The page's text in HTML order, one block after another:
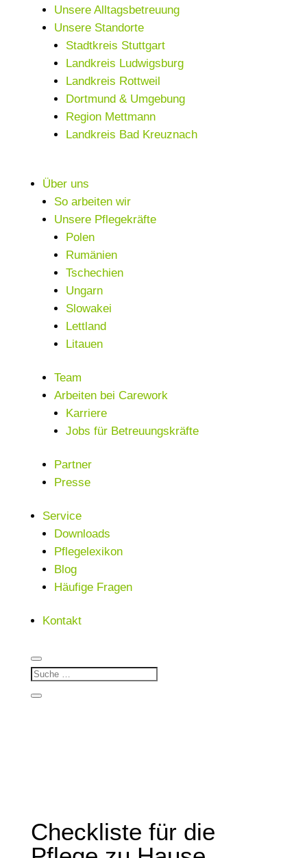
Unsere Alltagsbetreuung
Unsere Standorte
Stadtkreis Stuttgart
Landkreis Ludwigsburg
Landkreis Rottweil
Dortmund & Umgebung
Region Mettmann
Landkreis Bad Kreuznach
Über uns
So arbeiten wir
Unsere Pflegekräfte
Polen
Rumänien
Tschechien
Ungarn
Slowakei
Lettland
Litauen
Team
Arbeiten bei Carework
Karriere
Jobs für Betreuungskräfte
Partner
Presse
Service
Downloads
Pflegelexikon
Blog
Häufige Fragen
Kontakt
Checkliste für die